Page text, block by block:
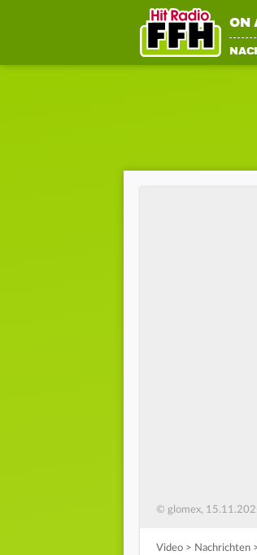
ON
© glomex,
Video > Nachrichten